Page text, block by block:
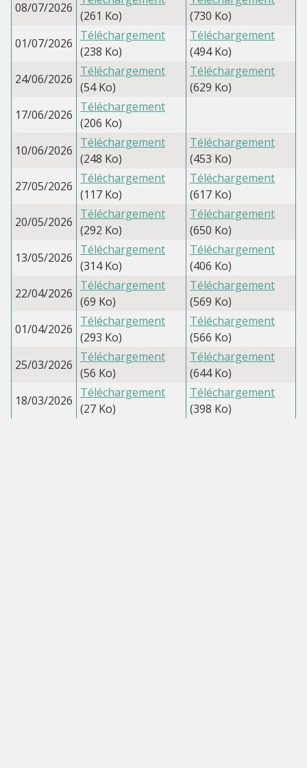
08/07/2026
(261 Ko)
(730 Ko)
01/07/2026
Téléchargement
(238 Ko)
Téléchargement
(494 Ko)
24/06/2026
Téléchargement
(54 Ko)
Téléchargement
(629 Ko)
17/06/2026
Téléchargement
(206 Ko)
10/06/2026
Téléchargement
(248 Ko)
Téléchargement
(453 Ko)
27/05/2026
Téléchargement
(117 Ko)
Téléchargement
(617 Ko)
20/05/2026
Téléchargement
(292 Ko)
Téléchargement
(650 Ko)
13/05/2026
Téléchargement
(314 Ko)
Téléchargement
(406 Ko)
22/04/2026
Téléchargement
(69 Ko)
Téléchargement
(569 Ko)
01/04/2026
Téléchargement
(293 Ko)
Téléchargement
(566 Ko)
25/03/2026
Téléchargement
(56 Ko)
Téléchargement
(644 Ko)
18/03/2026
Téléchargement
(27 Ko)
Téléchargement
(398 Ko)